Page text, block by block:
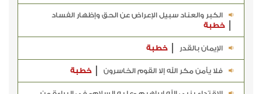
الكبر والعناد سبيل الإعراض عن الحق وإظهار الفساد
خطبة
الإيمان بالقدر خطبة
فلا يأمن مكر الله إلا القوم الخاسرون خطبة